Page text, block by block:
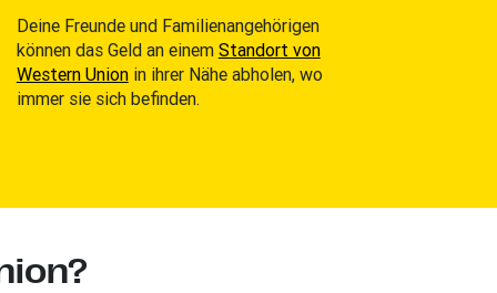
Deine Freunde und Familienangehörigen
können das Geld an einem Standort von
Western Unionin ihrer Nähe abholen, wo
immer sie sich befinden.